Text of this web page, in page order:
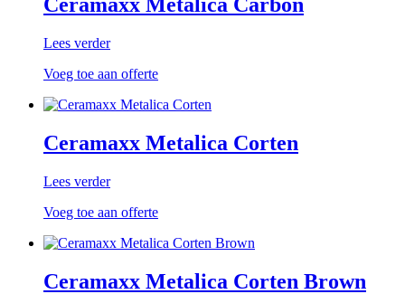
Lees verder
Voeg toe aan offerte
Ceramaxx Metalica Corten
Lees verder
Voeg toe aan offerte
Ceramaxx Metalica Corten Brown